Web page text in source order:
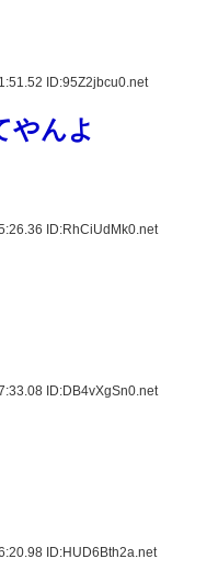
ID:95Z2jbcu0.net
やんよ
ID:RhCiUdMk0.net
ID:DB4vXgSn0.net
ID:HUD6Bth2a.net